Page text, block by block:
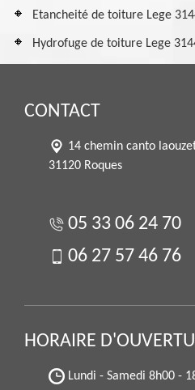
Etancheité de toiture Lege
Hydrofuge de toiture Lege
CONTACT
14 chemin canto
31120 Roques
05 33 06 24 70
06 27 57 46 76
HORAIRE
Lundi - Samedi 8h00 -